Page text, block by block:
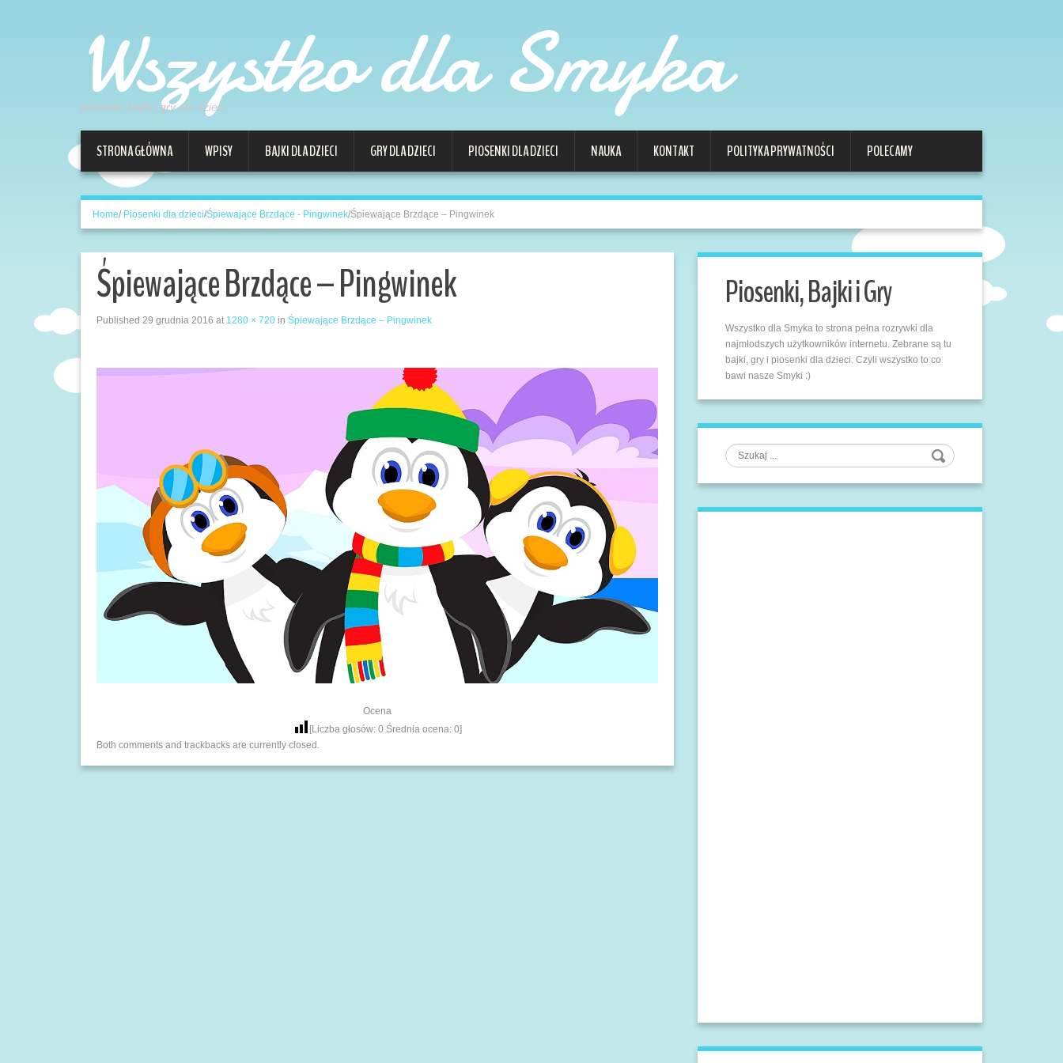
Wszystko dla Smyka
piosenki, bajki i gry dla dzieci
STRONA GŁÓWNA WPISY BAJKI DLA DZIECI GRY DLA DZIECI PIOSENKI DLA DZIECI NAUKA KONTAKT POLITYKA PRYWATNOŚCI POLECAMY
Home/ Piosenki dla dzieci/Śpiewające Brzdące - Pingwinek/Śpiewające Brzdące – Pingwinek
Śpiewające Brzdące – Pingwinek
Published 29 grudnia 2016 at 1280 × 720 in Śpiewające Brzdące – Pingwinek
Ocena
[Liczba głosów: 0 Średnia ocena: 0]
Both comments and trackbacks are currently closed.
Piosenki, Bajki i Gry
Wszystko dla Smyka to strona pełna rozrywki dla
najmłodszych użytkowników internetu. Zebrane są tu
bajki, gry i piosenki dla dzieci. Czyli wszystko to co
bawi nasze Smyki :)
Szukaj